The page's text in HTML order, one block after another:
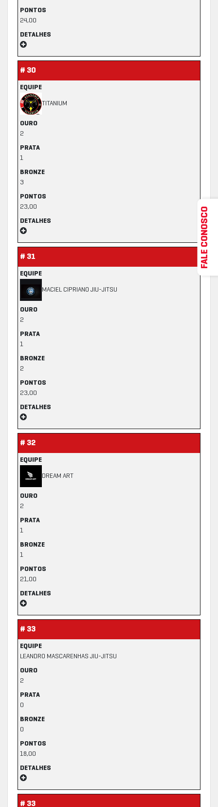
PONTOS
24,00
DETALHES
# 30
EQUIPE
TITANIUM
OURO
2
PRATA
1
BRONZE
3
PONTOS
23,00
DETALHES
# 31
EQUIPE
MACIEL CIPRIANO JIU-JITSU
OURO
2
PRATA
1
BRONZE
2
PONTOS
23,00
DETALHES
# 32
EQUIPE
DREAM ART
OURO
2
PRATA
1
BRONZE
1
PONTOS
21,00
DETALHES
# 33
EQUIPE
LEANDRO MASCARENHAS JIU-JITSU
OURO
2
PRATA
0
BRONZE
0
PONTOS
18,00
DETALHES
# 33
FALE CONOSCO